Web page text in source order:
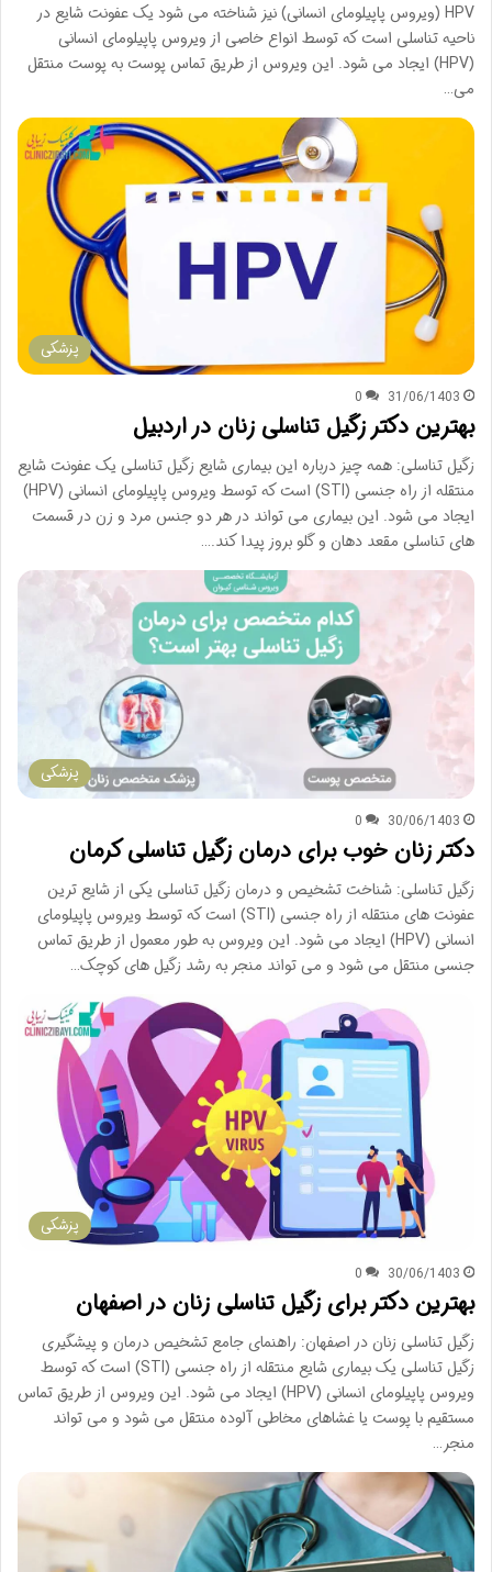
HPV (ویروس پاپیلومای انسانی) نیز شناخته می شود یک عفونت شایع در
ناحیه تناسلی است که توسط انواع خاصی از ویروس پاپیلومای انسانی
(HPV) ایجاد می شود. این ویروس از طریق تماس پوست به پوست منتقل
می…
پزشکی
31/06/1403
0
بهترین دکتر زگیل تناسلی زنان در اردبیل
زگیل تناسلی: همه چیز درباره این بیماری شایع زگیل تناسلی یک عفونت شایع
منتقله از راه جنسی (STI) است که توسط ویروس پاپیلومای انسانی (HPV)
ایجاد می شود. این بیماری می تواند در هر دو جنس مرد و زن در قسمت
های تناسلی مقعد دهان و گلو بروز پیدا کند.…
پزشکی
30/06/1403
0
دکتر زنان خوب برای درمان زگیل تناسلی کرمان
زگیل تناسلی: شناخت تشخیص و درمان زگیل تناسلی یکی از شایع ترین
عفونت های منتقله از راه جنسی (STI) است که توسط ویروس پاپیلومای
انسانی (HPV) ایجاد می شود. این ویروس به طور معمول از طریق تماس
جنسی منتقل می شود و می تواند منجر به رشد زگیل های کوچک…
پزشکی
30/06/1403
0
بهترین دکتر برای زگیل تناسلی زنان در اصفهان
زگیل تناسلی زنان در اصفهان: راهنمای جامع تشخیص درمان و پیشگیری
زگیل تناسلی یک بیماری شایع منتقله از راه جنسی (STI) است که توسط
ویروس پاپیلومای انسانی (HPV) ایجاد می شود. این ویروس از طریق تماس
مستقیم با پوست یا غشاهای مخاطی آلوده منتقل می شود و می تواند
منجر…